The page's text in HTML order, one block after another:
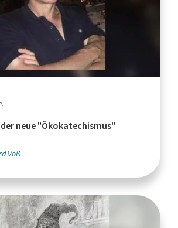
neue "Ökokatechismus"
Voß